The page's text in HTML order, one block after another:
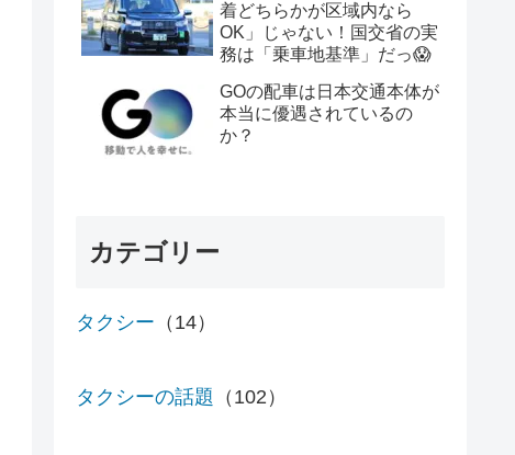
着どちらかが区域内なら
OK」じゃない！国交省の実
務は「乗車地基準」だっ😱
GOの配車は日本交通本体が
本当に優遇されているの
か？
カテゴリー
タクシー （14）
タクシーの話題 （102）